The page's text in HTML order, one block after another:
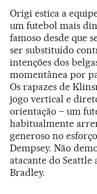
Origi estica a
um futebol mais
famoso desde que
ser substituído
intenções dos
momentânea por
Os rapazes de
jogo vertical e
orientação – um
habitualmente
generoso no
Dempsey. Não
atacante do Seattle
Bradley.